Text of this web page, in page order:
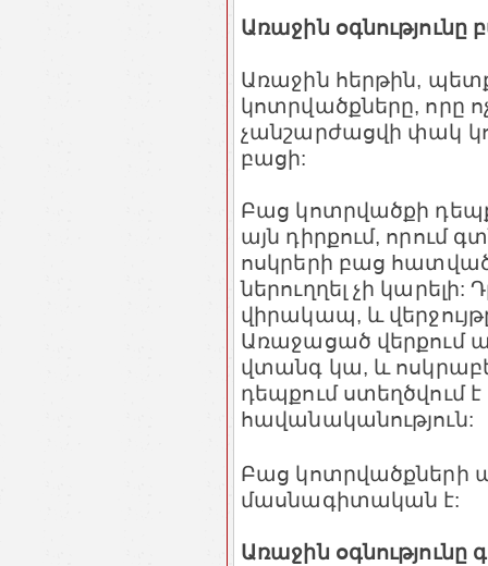
Առաջին
Առաջին հերթին,
կոտրվածքները, որը
չանշարժացվի փակ
բացի:
Բաց կոտրվածքի
այն դիրքում, որում
ոսկրերի բաց
ներուղղել չի
վիրակապ, և
Առաջացած վերքում
վտանգ կա, և
դեպքում ստեղծվում
հավանականություն:
Բաց կոտրվածքների
մասնագիտական է:
Առաջին